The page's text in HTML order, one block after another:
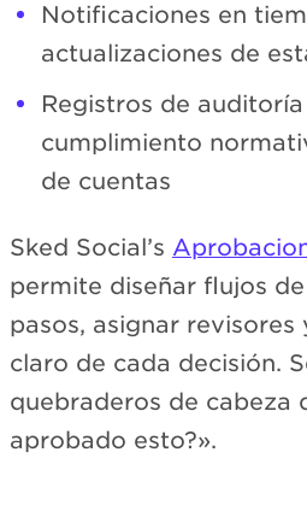
Notificaciones en
actualizaciones de
Registros de
cumplimiento
de cuentas
Sked Social’s
permite diseñar flujos
pasos, asignar
claro de cada decisión.
quebraderos de cabeza
aprobado esto?».